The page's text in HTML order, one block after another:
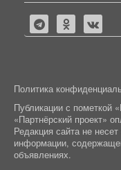
Политика
Публикации с пометкой
«Партнёрский проект»
Редакция сайта не
информации,
объявлениях.